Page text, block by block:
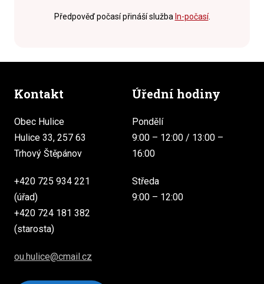
Předpověď počasí přináší služba In-počasí.
Kontakt
Obec Hulice
Hulice 33, 257 63
Trhový Štěpánov
+420 725 934 221
(úřad)
+420 724 181 382
(starosta)
ou.hulice@cmail.cz
Úřední hodiny
Pondělí
9:00 – 12:00 / 13:00 –
16:00
Středa
9:00 – 12:00